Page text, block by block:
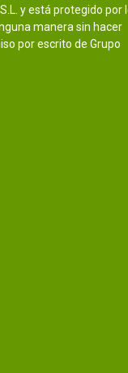
y está protegido por
manera sin hacer
por escrito de Grupo